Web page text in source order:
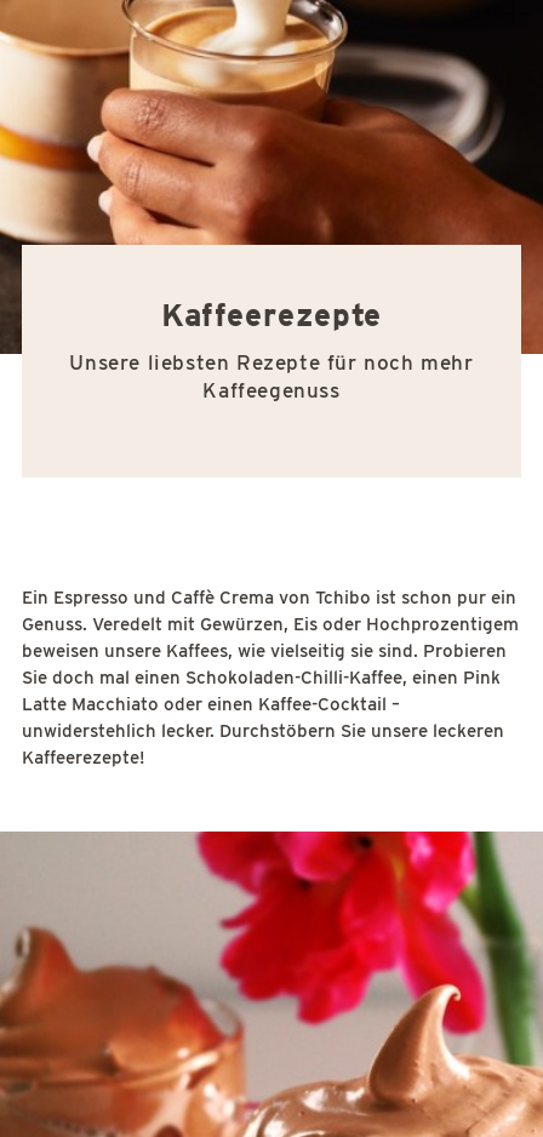
Kaffeerezepte
Unsere liebsten Rezepte für noch mehr
Kaffeegenuss
Ein Espresso und Caffè Crema von Tchibo ist schon pur ein
Genuss. Veredelt mit Gewürzen, Eis oder Hochprozentigem
beweisen unsere Kaffees, wie vielseitig sie sind. Probieren
Sie doch mal einen Schokoladen-Chilli-Kaffee, einen Pink
Latte Macchiato oder einen Kaffee-Cocktail –
unwiderstehlich lecker. Durchstöbern Sie unsere leckeren
Kaffeerezepte!